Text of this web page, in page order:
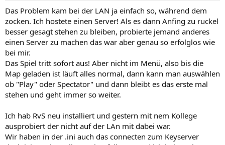
Das Problem kam bei der LAN ja einfach so, während dem
zocken. Ich hostete einen Server! Als es dann Anfing zu ruckel
besser gesagt stehen zu bleiben, probierte jemand anderes
einen Server zu machen das war aber genau so erfolglos wie
bei mir.
Das Spiel tritt sofort aus! Aber nicht im Menü, also bis die
Map geladen ist läuft alles normal, dann kann man auswählen
ob "Play" oder Spectator" und dann bleibt es das erste mal
stehen und geht immer so weiter.
Ich hab RvS neu installiert und gestern mit nem Kollege
ausprobiert der nicht auf der LAn mit dabei war.
Wir haben in der .ini auch das connecten zum Keyserver